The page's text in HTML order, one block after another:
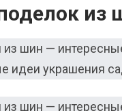
из